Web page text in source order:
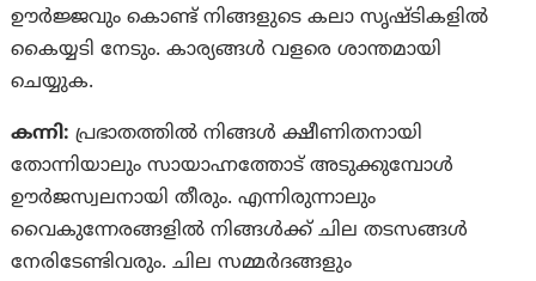
ഊർജ്ജവും കൊണ്ട് നിങ്ങളുടെ കലാ സൃഷ്‌ടികളിൽ
കൈയ്യടി നേടും. കാര്യങ്ങള്‍ വളരെ ശാന്തമായി
ചെയ്യുക.
കന്നി: പ്രഭാതത്തിൽ നിങ്ങള്‍ ക്ഷീണിതനായി
തോന്നിയാലും സായാഹ്നത്തോട് അടുക്കുമ്പോള്‍
ഊർജസ്വലനായി തീരും. എന്നിരുന്നാലും
വൈകുന്നേരങ്ങളിൽ നിങ്ങൾക്ക് ചില തടസങ്ങൾ
നേരിടേണ്ടിവരും. ചില സമ്മർദങ്ങളും